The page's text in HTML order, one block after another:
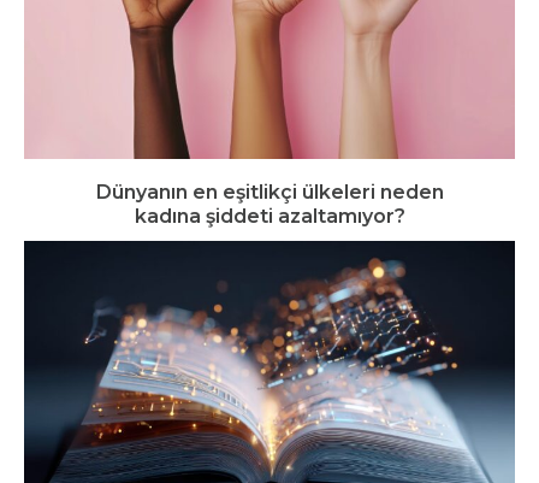
Dünyanın en eşitlikçi ülkeleri neden
kadına şiddeti azaltamıyor?